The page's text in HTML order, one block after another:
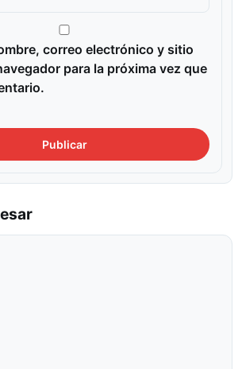
correo electrónico y sitio
para la próxima vez que